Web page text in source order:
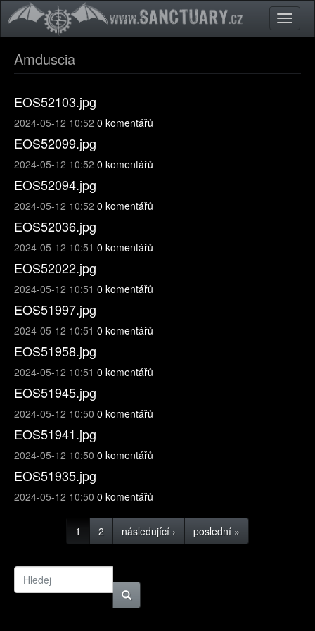
Přejít k hlavnímu obsahu
Toggle
Amduscia
EOS52103.jpg
2024-05-12 10:52 0 komentářů
EOS52099.jpg
2024-05-12 10:52 0 komentářů
EOS52094.jpg
2024-05-12 10:52 0 komentářů
EOS52036.jpg
2024-05-12 10:51 0 komentářů
EOS52022.jpg
2024-05-12 10:51 0 komentářů
EOS51997.jpg
2024-05-12 10:51 0 komentářů
EOS51958.jpg
2024-05-12 10:51 0 komentářů
EOS51945.jpg
2024-05-12 10:50 0 komentářů
EOS51941.jpg
2024-05-12 10:50 0 komentářů
EOS51935.jpg
2024-05-12 10:50 0 komentářů
1 2 následující › poslední »